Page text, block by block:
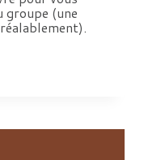
groupe (une